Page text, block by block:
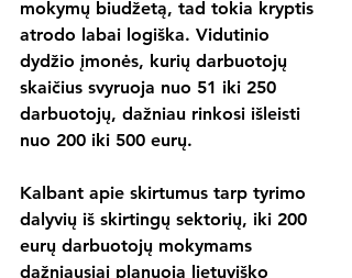
mokymų biudžetą, tad tokia kryptis
atrodo labai logiška. Vidutinio
dydžio įmonės, kurių darbuotojų
skaičius svyruoja nuo 51 iki 250
darbuotojų, dažniau rinkosi išleisti
nuo 200 iki 500 eurų.
Kalbant apie skirtumus tarp tyrimo
dalyvių iš skirtingų sektorių, iki 200
eurų darbuotojų mokymams
dažniausiai planuoja lietuviško